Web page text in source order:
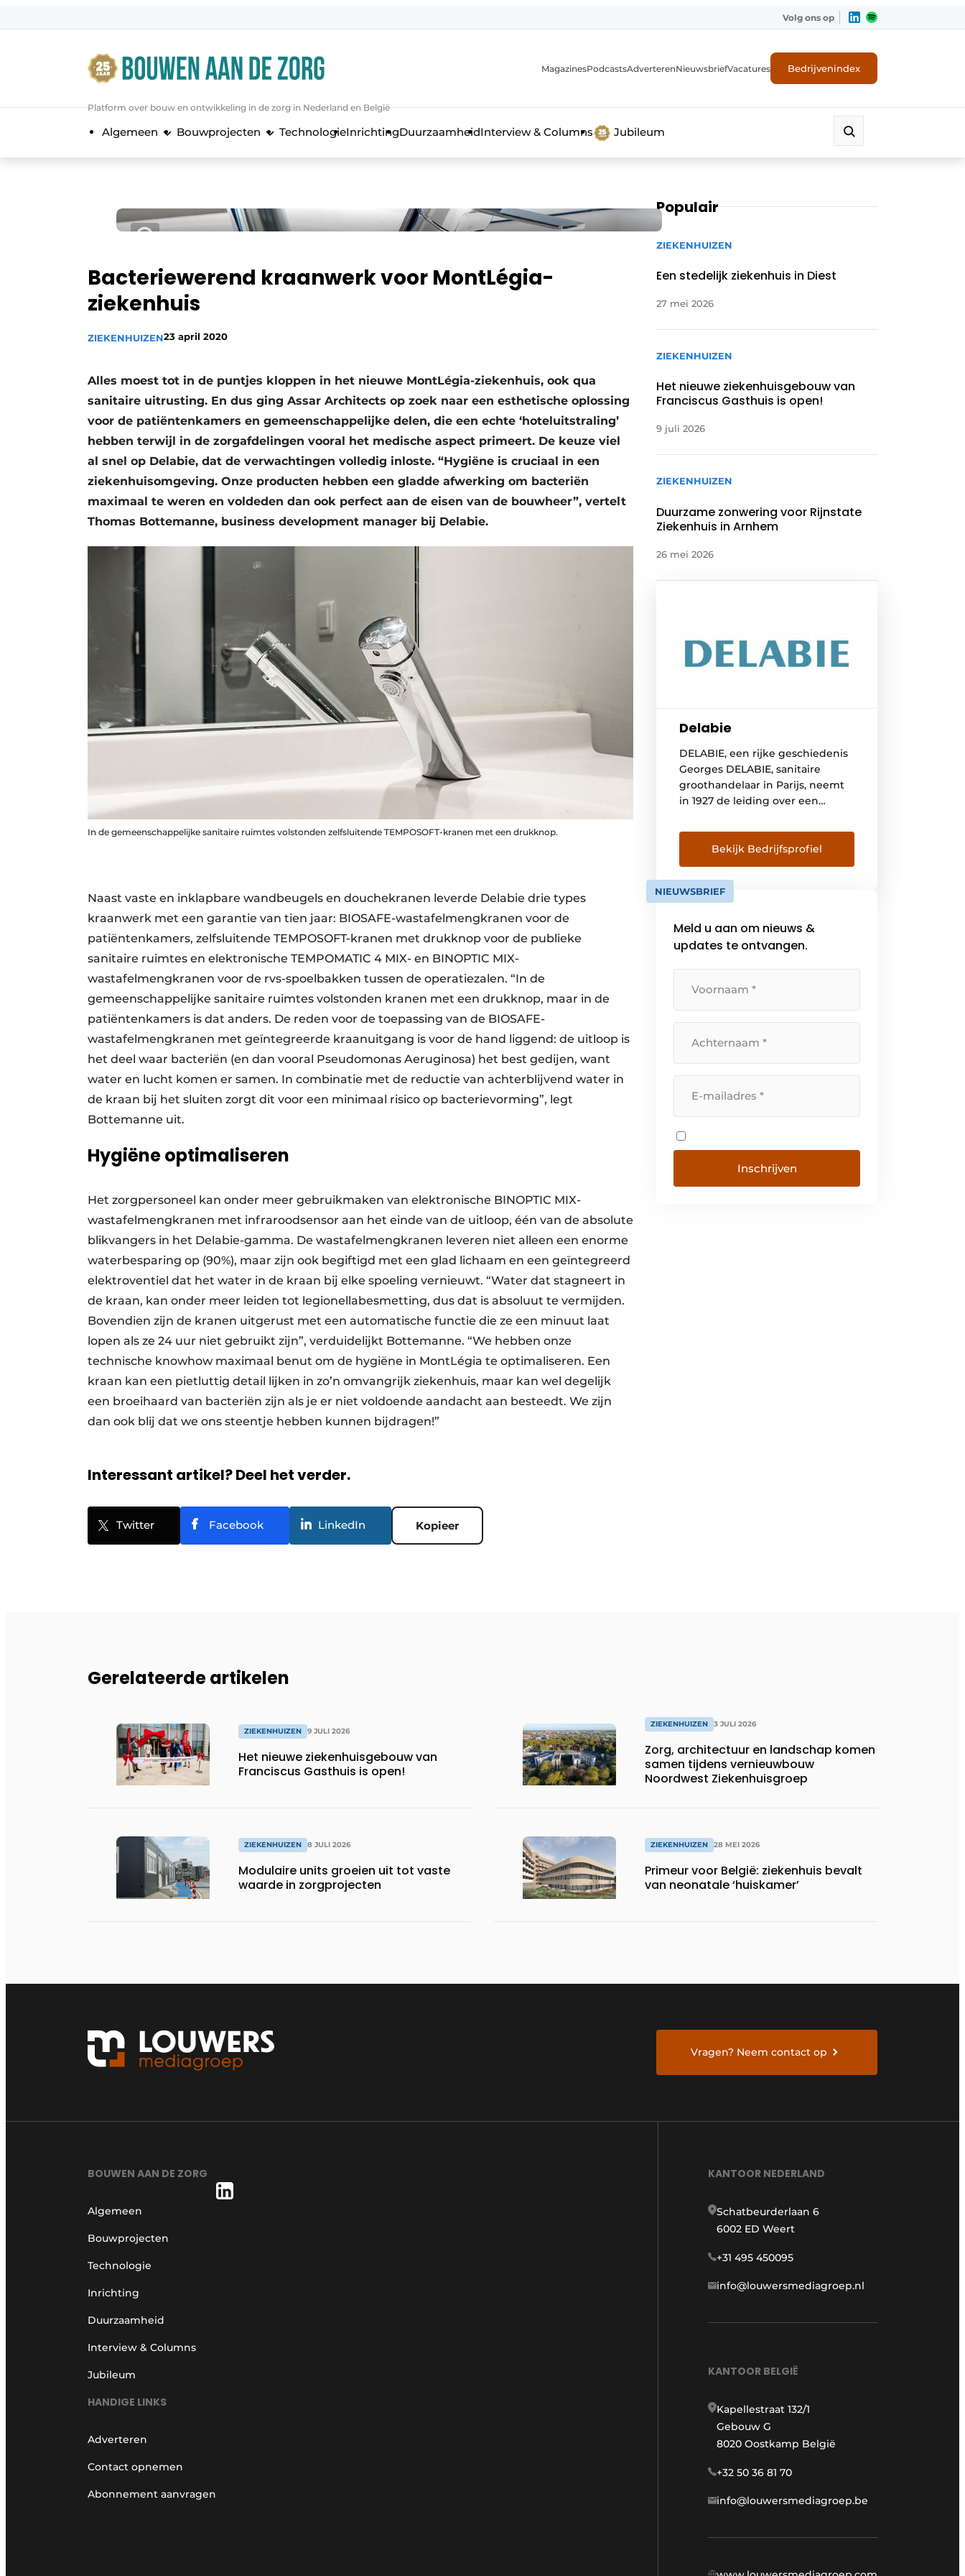
Algemene voorwaarden
Jaarboek
Nieuwsbrief
Podcasts
Privacy / Cookie statement
Vacatures
Volg ons op
Platform over bouw en ontwikkeling in de zorg in Nederland en België
MagazinesPodcastsAdverterenNieuwsbriefVacatures Bedrijvenindex
Algemeen Bouwprojecten TechnologieInrichtingDuurzaamheidInterview & Columns Jubileum
Bacteriewerend kraanwerk voor MontLégia-
ziekenhuis
ZIEKENHUIZEN23 april 2020
Alles moest tot in de puntjes kloppen in het nieuwe MontLégia-ziekenhuis, ook qua
sanitaire uitrusting. En dus ging Assar Architects op zoek naar een esthetische oplossing
voor de patiëntenkamers en gemeenschappelijke delen, die een echte ‘hoteluitstraling’
hebben terwijl in de zorgafdelingen vooral het medische aspect primeert. De keuze viel
al snel op Delabie, dat de verwachtingen volledig inloste. “Hygiëne is cruciaal in een
ziekenhuisomgeving. Onze producten hebben een gladde afwerking om bacteriën
maximaal te weren en voldeden dan ook perfect aan de eisen van de bouwheer”, vertelt
Thomas Bottemanne, business development manager bij Delabie.
In de gemeenschappelijke sanitaire ruimtes volstonden zelfsluitende TEMPOSOFT-kranen met een drukknop.
Naast vaste en inklapbare wandbeugels en douchekranen leverde ­Delabie drie types
kraanwerk met een garantie van tien jaar: BIOSAFE-wastafelmengkranen voor de
patiëntenkamers, zelfsluitende TEMPOSOFT-kranen met drukknop voor de publieke
sanitaire ruimtes en elektronische TEMPOMATIC 4 MIX- en BINOPTIC MIX-
wastafelmengkranen voor de rvs-spoelbakken tussen de operatiezalen. “In de
gemeenschappelijke sanitaire ruimtes volstonden kranen met een drukknop, maar in de
patiëntenkamers is dat anders. De reden voor de toepassing van de BIOSAFE-
wastafelmengkranen met geïntegreerde kraanuitgang is voor de hand liggend: de uitloop is
het deel waar bacteriën (en dan vooral Pseudomonas Aeruginosa) het best gedijen, want
water en lucht komen er samen. In combinatie met de reductie van achterblijvend water in
de kraan bij het sluiten zorgt dit voor een minimaal risico op bacteriev­orming”, legt
Bottemanne uit.
Hygiëne optimaliseren
Het zorgpersoneel kan onder meer gebruikmaken van elektronische ­BINOPTIC MIX-
wastafelmengkranen met infraroodsensor aan het einde van de uitloop, één van de absolute
blikvangers in het Delabie-gamma. De wastafelmengkranen leveren niet alleen een enorme
waterbesparing op (90%), maar zijn ook begiftigd met een glad lichaam en een geïntegreerd
elektroventiel dat het water in de kraan bij elke spoeling vernieuwt. “­Water dat stagneert in
de kraan, kan onder meer leiden tot legionellabesmetting, dus dat is absoluut te vermijden.
Bovendien zijn de kranen uitgerust met een automatische functie die ze een minuut laat
lopen als ze 24 uur niet gebruikt zijn”, verduidelijkt Bottemanne. “We hebben onze
technische knowhow maximaal benut om de hygiëne in MontLégia te optimaliseren. Een
kraan kan een pietluttig detail lijken in zo’n omvangrijk ziekenhuis, maar kan wel degelijk
een broeihaard van bacteriën zijn als je er niet voldoende aandacht aan besteedt. We zijn
dan ook blij dat we ons steentje hebben kunnen bijdragen!”
Interessant artikel? Deel het verder.
Twitter Facebook LinkedIn Kopieer
Populair
ZIEKENHUIZEN
Een stedelijk ziekenhuis in Diest
27 mei 2026
ZIEKENHUIZEN
Het nieuwe ziekenhuisgebouw van
Franciscus Gasthuis is open!
9 juli 2026
ZIEKENHUIZEN
Duurzame zonwering voor Rijnstate
Ziekenhuis in Arnhem
26 mei 2026
Delabie
DELABIE, een rijke geschiedenis
Georges DELABIE, sanitaire
groothandelaar in Parijs, neemt
in 1927 de leiding over een
Somme. Hier ontwikkelt hij
hoofdzakelijk kranen en
vloerhevels voor badkamers en
keukens. De volgende
generaties streven steeds naar
maar willen de identiteit van het
merk en de […]
Bekijk Bedrijfsprofiel
NIEUWSBRIEF
Meld u aan om nieuws &
updates te ontvangen.
Gerelateerde artikelen
ZIEKENHUIZEN 9 JULI 2026
Het nieuwe ziekenhuisgebouw van
Franciscus Gasthuis is open!
ZIEKENHUIZEN 8 JULI 2026
Modulaire units groeien uit tot vaste
waarde in zorgprojecten
ZIEKENHUIZEN 3 JULI 2026
Zorg, architectuur en landschap komen
samen tijdens vernieuwbouw
Noordwest Ziekenhuisgroep
ZIEKENHUIZEN 28 MEI 2026
Primeur voor België: ziekenhuis bevalt
van neonatale ‘huiskamer’
Vragen? Neem contact op
BOUWEN AAN DE ZORG
Algemeen
Bouwprojecten
Technologie
Inrichting
Duurzaamheid
Interview & Columns
Jubileum
HANDIGE LINKS
Adverteren
Contact opnemen
Abonnement aanvragen
KANTOOR NEDERLAND
Schatbeurderlaan 6
6002 ED Weert
+31 495 450095
info@louwersmediagroep.nl
KANTOOR BELGIË
Kapellestraat 132/1
Gebouw G
8020 Oostkamp België
+32 50 36 81 70
info@louwersmediagroep.be